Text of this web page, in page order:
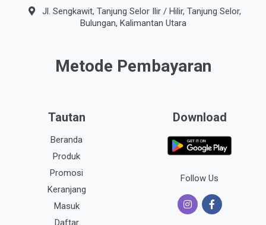
Jl. Sengkawit, Tanjung Selor Ilir / Hilir, Tanjung Selor,
Bulungan, Kalimantan Utara
Metode Pembayaran
Tautan
Beranda
Produk
Promosi
Keranjang
Masuk
Daftar
Download
Follow Us